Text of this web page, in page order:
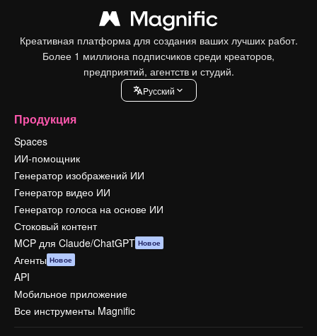
Креативная платформа для создания ваших лучших работ.
Более 1 миллиона подписчиков среди креаторов,
предприятий, агентств и студий.
Pусский
Продукция
Spaces
ИИ-помощник
Генератор изображений ИИ
Генератор видео ИИ
Генератор голоса на основе ИИ
Стоковый контент
MCP для Claude/ChatGPT Новое
Агенты Новое
API
Мобильное приложение
Все инструменты Magnific